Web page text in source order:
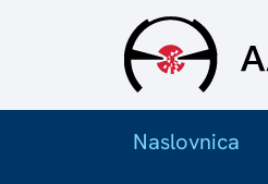
Naslovnica